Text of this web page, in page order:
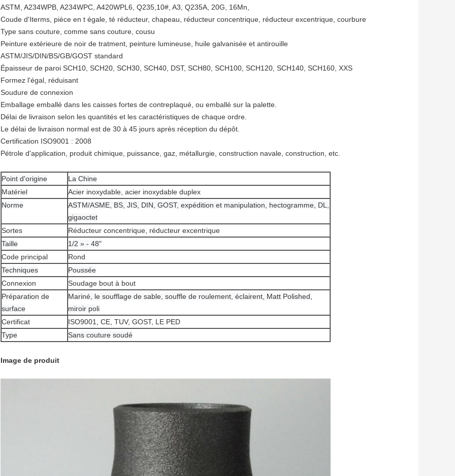
ASTM, A234WPB, A234WPC, A420WPL6, Q235,10#, A3, Q235A, 20G, 16Mn,
Coude d'Iterms, pièce en t égale, té réducteur, chapeau, réducteur concentrique, réducteur excentrique, courbure
Type sans couture, comme sans couture, cousu
Peinture extérieure de noir de tratment, peinture lumineuse, huile galvanisée et antirouille
ASTM/JIS/DIN/BS/GB/GOST standard
Épaisseur de paroi SCH10, SCH20, SCH30, SCH40, DST, SCH80, SCH100, SCH120, SCH140, SCH160, XXS
Formez l'égal, réduisant
Soudure de connexion
Emballage emballé dans les caisses fortes de contreplaqué, ou emballé sur la palette.
Délai de livraison selon les quantités et les caractéristiques de chaque ordre.
Le délai de livraison normal est de 30 à 45 jours après réception du dépôt.
Certification ISO9001 : 2008
Pétrole d'application, produit chimique, puissance, gaz, métallurgie, construction navale, construction, etc.
Point d'origine
La Chine
Matériel
Acier inoxydable, acier inoxydable duplex
Norme
ASTM/ASME, BS, JIS, DIN, GOST, expédition et manipulation, hectogramme, DL,
gigaoctet
Sortes
Réducteur concentrique, réducteur excentrique
Taille
1/2 » - 48"
Code principal
Rond
Techniques
Poussée
Connexion
Soudage bout à bout
Préparation de
surface
Mariné, le soufflage de sable, souffle de roulement, éclairent, Matt Polished,
miroir poli
Certificat
ISO9001, CE, TUV, GOST, LE PED
Type
Sans couture soudé
Image de produit